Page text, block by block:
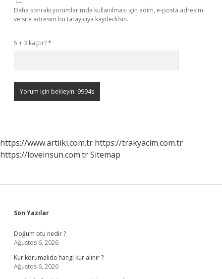
Daha sonraki yorumlarımda kullanılması için adım, e-posta adresim
ve site adresim bu tarayıcıya kaydedilsin.
5 + 3 kaçtır?*
https://www.artiiki.com.tr https://trakyacim.com.tr
https://loveinsun.com.trSitemap
Sidebar
Son Yazılar
Doğum otu nedir ?
Ağustos 6, 2026
Kur korumalıda hangi kur alınır ?
Ağustos 6, 2026